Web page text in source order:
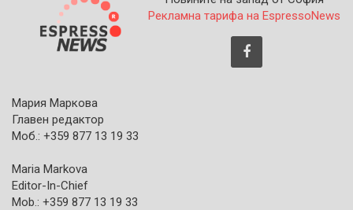
Рекламна тарифа на EspressoNews
Мария Маркова
Главен редактор
Моб.: +359 877 13 19 33
Maria Markova
Editor-In-Chief
Mob.: +359 877 13 19 33